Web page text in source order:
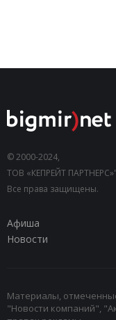
© 2000-2024,
ТОВ «КЕПРЕЙТ
Все права защищены.
Афиша
Новости
Материалы,
"Новости компаний",